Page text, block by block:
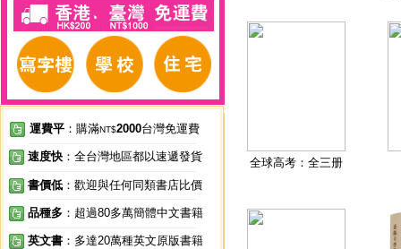
運費平 ：購滿NT$2000台灣免運費
速度快 ：全台灣地區都以速遞發貨
書價低 ：歡迎與任何同類書店比價
品種多 ：超過80多萬簡體中文書籍
英文書 ：多達20萬種英文原版書籍
全球高考：全三册